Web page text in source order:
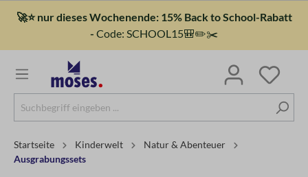
🚀⭐ nur dieses Wochenende: 15% Back to School-Rabatt
- Code: SCHOOL15🎒✏️✂️
Startseite Kinderwelt
Natur & Abenteuer
Ausgrabungssets